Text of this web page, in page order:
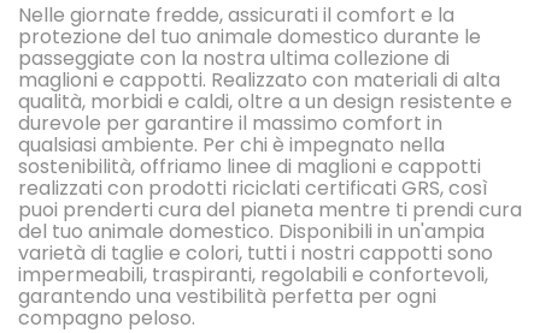
Nelle giornate fredde, assicurati il ​​comfort e la
protezione del tuo animale domestico durante le
passeggiate con la nostra ultima collezione di
maglioni e cappotti. Realizzato con materiali di alta
qualità, morbidi e caldi, oltre a un design resistente e
durevole per garantire il massimo comfort in
qualsiasi ambiente. Per chi è impegnato nella
sostenibilità, offriamo linee di maglioni e cappotti
realizzati con prodotti riciclati certificati GRS, così
puoi prenderti cura del pianeta mentre ti prendi cura
del tuo animale domestico. Disponibili in un'ampia
varietà di taglie e colori, tutti i nostri cappotti sono
impermeabili, traspiranti, regolabili e confortevoli,
garantendo una vestibilità perfetta per ogni
compagno peloso.